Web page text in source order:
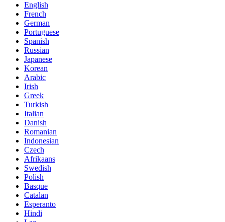
English
French
German
Portuguese
Spanish
Russian
Japanese
Korean
Arabic
Irish
Greek
Turkish
Italian
Danish
Romanian
Indonesian
Czech
Afrikaans
Swedish
Polish
Basque
Catalan
Esperanto
Hindi